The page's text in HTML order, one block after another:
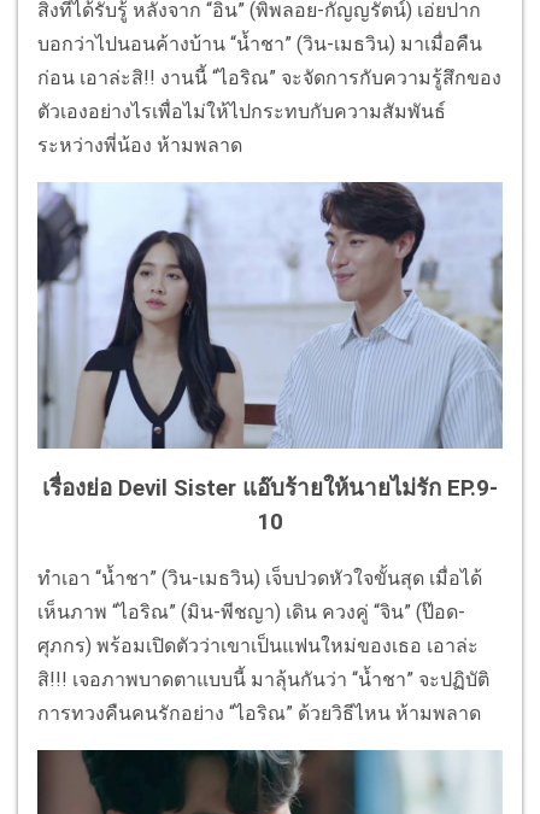
สิ่งที่ได้รับรู้ หลังจาก “อิน” (พิพลอย-กัญญรัตน์) เอ่ยปาก
บอกว่าไปนอนค้างบ้าน “น้ำชา” (วิน-เมธวิน) มาเมื่อคืน
ก่อน เอาล่ะสิ!! งานนี้ “ไอริณ” จะจัดการกับความรู้สึกของ
ตัวเองอย่างไรเพื่อไม่ให้ไปกระทบกับความสัมพันธ์
ระหว่างพี่น้อง ห้ามพลาด
เรื่องย่อ Devil Sister แอ๊บร้ายให้นายไม่รัก EP.9-
10
ทำเอา “น้ำชา” (วิน-เมธวิน) เจ็บปวดหัวใจขั้นสุด เมื่อได้
เห็นภาพ “ไอริณ” (มิน-พีชญา) เดิน ควงคู่ “จิน” (ป๊อด-
ศุภกร) พร้อมเปิดตัวว่าเขาเป็นแฟนใหม่ของเธอ เอาล่ะ
สิ!!! เจอภาพบาดตาแบบนี้ มาลุ้นกันว่า “น้ำชา” จะปฏิบัติ
การทวงคืนคนรักอย่าง “ไอริณ” ด้วยวิธีไหน ห้ามพลาด